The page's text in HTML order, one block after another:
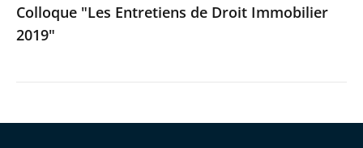
Colloque "Les Entretiens de Droit Immobilier
2019"